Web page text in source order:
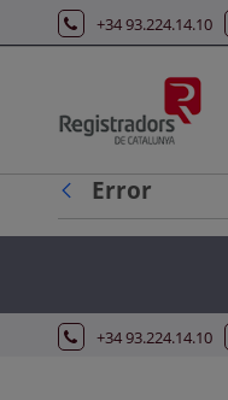
Salta al contingut principal
+34 93.224.14.10
Vés enrere
Error
+34 93.224.14.10